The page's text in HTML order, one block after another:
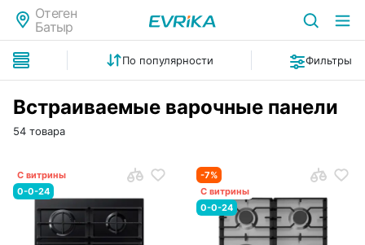
Отеген
Батыр
По популярности Фильтры
Встраиваемые варочные панели
54 товара
С витрины
0-0-24
-7%
С витрины
0-0-24